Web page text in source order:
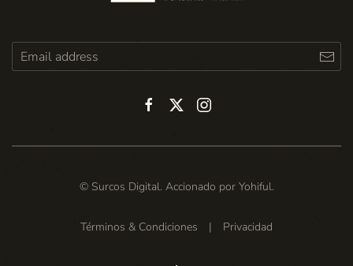
© Surcos Digital. Accionado por Yohiful.
Términos & Condiciones | Privacidad